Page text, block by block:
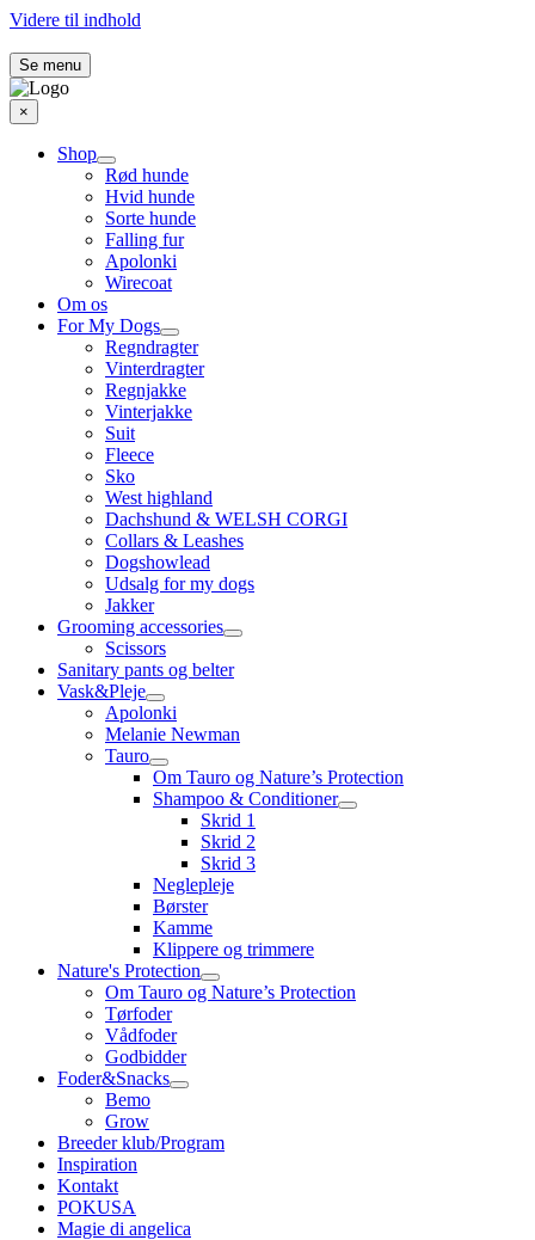
Videre til indhold
Se menu
×
Shop
Rød hunde
Hvid hunde
Sorte hunde
Falling fur
Apolonki
Wirecoat
Om os
For My Dogs
Regndragter
Vinterdragter
Regnjakke
Vinterjakke
Suit
Fleece
Sko
West highland
Dachshund & WELSH CORGI
Collars & Leashes
Dogshowlead
Udsalg for my dogs
Jakker
Grooming accessories
Scissors
Sanitary pants og belter
Vask&Pleje
Apolonki
Melanie Newman
Tauro
Om Tauro og Nature’s Protection
Shampoo & Conditioner
Skrid 1
Skrid 2
Skrid 3
Neglepleje
Børster
Kamme
Klippere og trimmere
Nature's Protection
Om Tauro og Nature’s Protection
Tørfoder
Vådfoder
Godbidder
Foder&Snacks
Bemo
Grow
Breeder klub/Program
Inspiration
Kontakt
POKUSA
Magie di angelica